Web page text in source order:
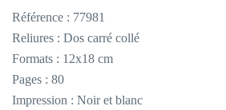
Référence : 77981
Reliures : Dos carré collé
Formats : 12x18 cm
Pages : 80
Impression : Noir et blanc